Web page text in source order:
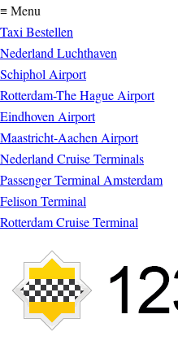
≡ Menu
Taxi Bestellen
Nederland Luchthaven
Schiphol Airport
Rotterdam-The Hague Airport
Eindhoven Airport
Maastricht-Aachen Airport
Nederland Cruise Terminals
Passenger Terminal Amsterdam
Felison Terminal
Rotterdam Cruise Terminal